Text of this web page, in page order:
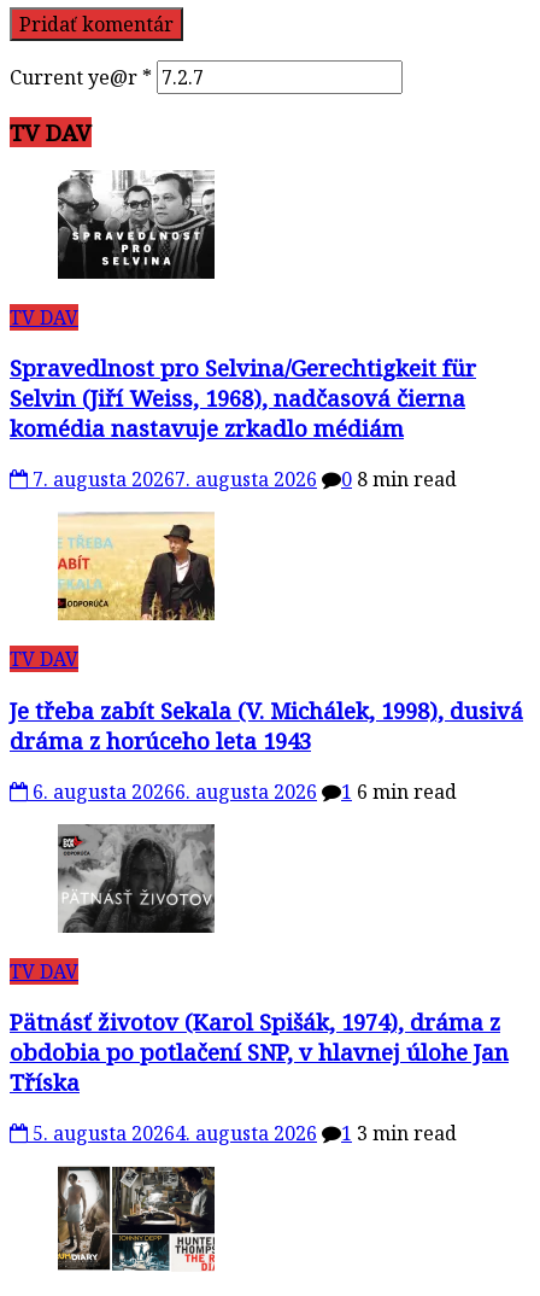
Current ye@r *
TV DAV
TV DAV
Spravedlnost pro Selvina/Gerechtigkeit für
Selvin (Jiří Weiss, 1968), nadčasová čierna
komédia nastavuje zrkadlo médiám
7. augusta 20267. augusta 2026 0 8 min read
TV DAV
Je třeba zabít Sekala (V. Michálek, 1998), dusivá
dráma z horúceho leta 1943
6. augusta 20266. augusta 2026 1 6 min read
TV DAV
Pätnásť životov (Karol Spišák, 1974), dráma z
obdobia po potlačení SNP, v hlavnej úlohe Jan
Tříska
5. augusta 20264. augusta 2026 1 3 min read